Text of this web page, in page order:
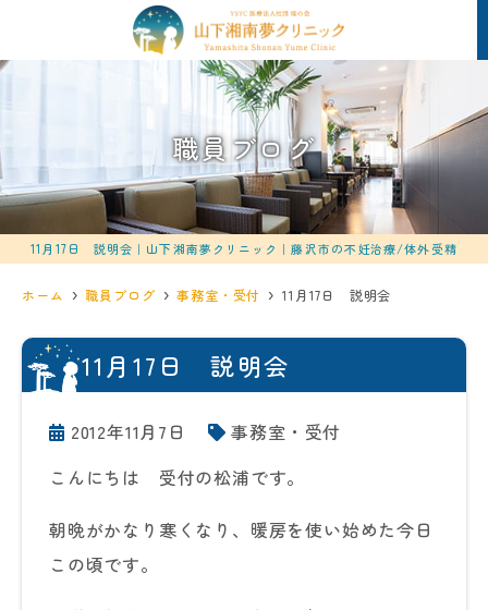
職員ブログ
11月17日 説明会｜山下湘南夢クリニック｜藤沢市の不妊治療/体外受精
ホーム 職員ブログ 事務室・受付 11月17日 説明会
11月17日 説明会
2012年11月7日
事務室・受付
こんにちは 受付の松浦です。
朝晩がかなり寒くなり、暖房を使い始めた今日
この頃です。